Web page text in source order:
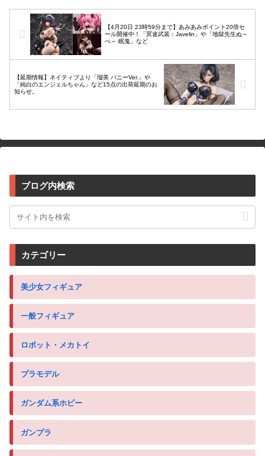
【4月20日 23時59分まで】あみあみポイント20倍セ
ール開催中！「冥途武装：Javelin」や「地獄先生ぬ～
べ～ 眠鬼」など
【延期情報】ネイティブより「瑠美 バニーVer.」や
「純白のエンジェルちゃん」など15点の出荷延期のお
知らせ。
ブログ内検索
カテゴリー
美少女フィギュア
一般フィギュア
ロボット・メカトイ
プラモデル
ガンダム系ホビー
ガンプラ